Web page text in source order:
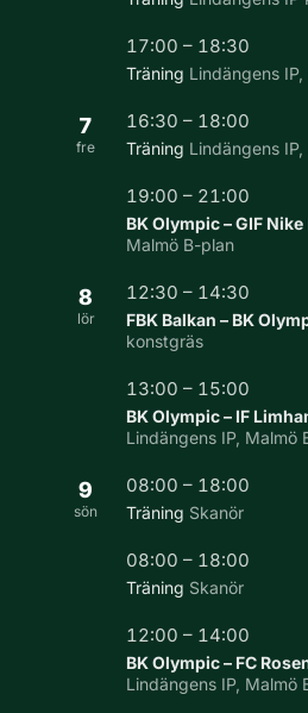
17:00 – 18:30
Träning Lindängens
7
fre
16:30 – 18:00
Träning Lindängens
19:00 – 21:00
BK Olympic – GIF Nike
Malmö B-plan
8
lör
12:30 – 14:30
FBK Balkan – BK
konstgräs
13:00 – 15:00
BK Olympic – IF
Lindängens IP, Malmö
9
sön
08:00 – 18:00
Träning Skanör
08:00 – 18:00
Träning Skanör
12:00 – 14:00
BK Olympic – FC
Lindängens IP, Malmö